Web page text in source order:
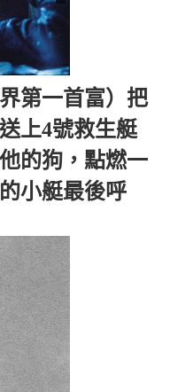
第一首富）把
上4號救生艇
的狗，點燃一
小艇最後呼